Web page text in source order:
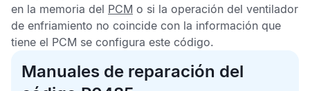
en la memoria del PCM o si la operación del ventilador
de enfriamiento no coincide con la información que
tiene el PCM se configura este código.
Manuales de reparación del